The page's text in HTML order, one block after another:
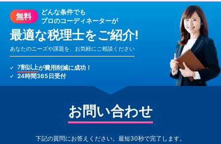
無料
どんな条件でも
プロのコーディネーターが
最適な税理士をご紹介!
あなたのニーズや課題を、お気軽にご相談ください
7割以上が費用削減に成功！
24時間365日受付
お問い合わせ
下記の質問にお答えください。最短30秒で完了します。